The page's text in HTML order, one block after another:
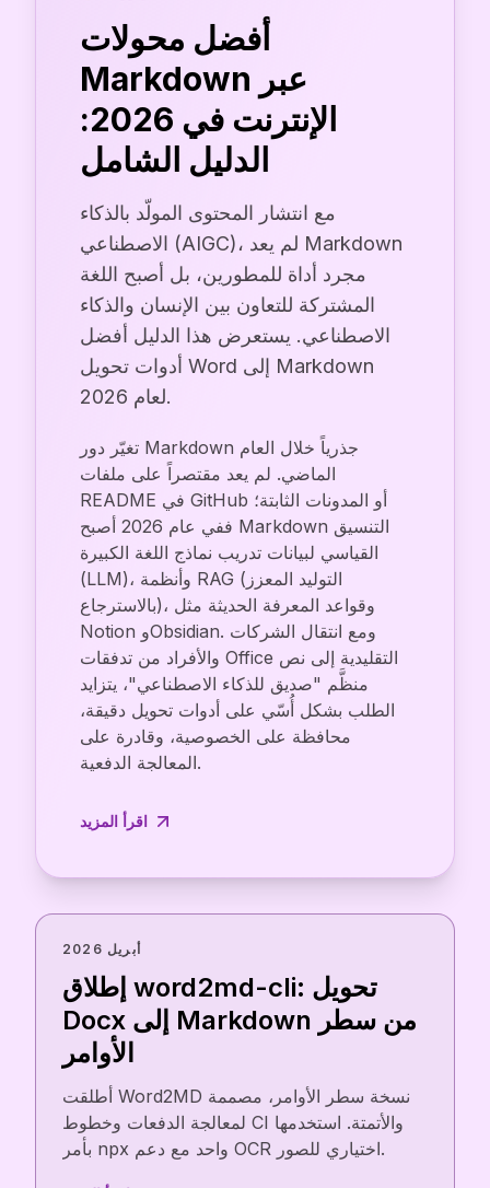
أفضل محولات
Markdown عبر
الإنترنت في 2026:
الدليل الشامل
مع انتشار المحتوى المولّد بالذكاء
الاصطناعي (AIGC)، لم يعد Markdown
مجرد أداة للمطورين، بل أصبح اللغة
المشتركة للتعاون بين الإنسان والذكاء
الاصطناعي. يستعرض هذا الدليل أفضل
أدوات تحويل Word إلى Markdown
لعام 2026.
تغيّر دور Markdown جذرياً خلال العام
الماضي. لم يعد مقتصراً على ملفات
README في GitHub أو المدونات الثابتة؛
ففي عام 2026 أصبح Markdown التنسيق
القياسي لبيانات تدريب نماذج اللغة الكبيرة
(LLM)، وأنظمة RAG (التوليد المعزز
بالاسترجاع)، وقواعد المعرفة الحديثة مثل
Notion وObsidian. ومع انتقال الشركات
والأفراد من تدفقات Office التقليدية إلى نص
منظَّم "صديق للذكاء الاصطناعي"، يتزايد
الطلب بشكل أُسّي على أدوات تحويل دقيقة،
محافظة على الخصوصية، وقادرة على
المعالجة الدفعية.
اقرأ المزيد
أبريل 2026
إطلاق word2md-cli: تحويل
Docx إلى Markdown من سطر
الأوامر
أطلقت Word2MD نسخة سطر الأوامر، مصممة
لمعالجة الدفعات وخطوط CI والأتمتة. استخدمها
بأمر npx واحد مع دعم OCR اختياري للصور.